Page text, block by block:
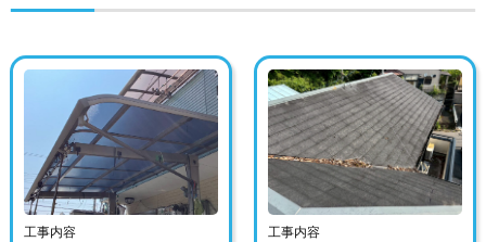
工事内容 工事内容